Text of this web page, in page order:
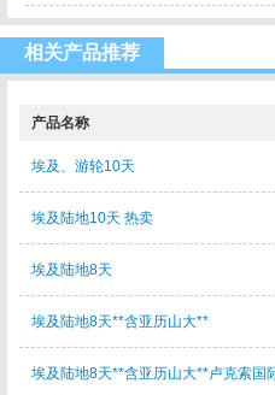
相关产品推荐
产品名称
埃及、游轮10天
埃及陆地10天 热卖
埃及陆地8天
埃及陆地8天**含亚历山大**
埃及陆地8天**含亚历山大**卢克索国